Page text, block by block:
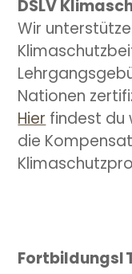
DSLV
Wir
Nationen
Hier findest du
die
Fortbildungsl